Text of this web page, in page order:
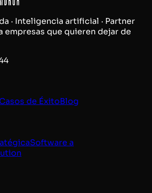
· Inteligencia artificial · Partner
que quieren dejar de
Casos de ÉxitoBlog
Software a